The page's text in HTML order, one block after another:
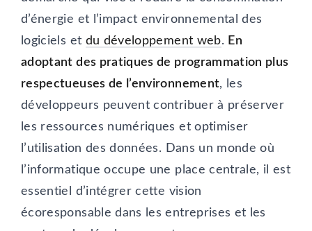
d’énergie et l’impact environnemental des
logiciels et du développement web. En
adoptant des pratiques de programmation plus
respectueuses de l’environnement, les
développeurs peuvent contribuer à préserver
les ressources numériques et optimiser
l’utilisation des données. Dans un monde où
l’informatique occupe une place centrale, il est
essentiel d’intégrer cette vision
écoresponsable dans les entreprises et les